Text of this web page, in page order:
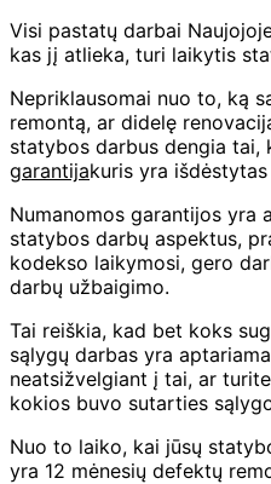
Visi pastatų darbai
kas jį atlieka, turi laikytis
Nepriklausomai nuo to, ką
remontą, ar didelę
statybos darbus dengia tai,
garantijakuris yra
Numanomos garantijos yra
statybos darbų aspektus,
kodekso laikymosi, gero
darbų užbaigimo.
Tai reiškia, kad bet koks
sąlygų darbas yra
neatsižvelgiant į tai, ar
kokios buvo sutarties
Nuo to laiko, kai jūsų
yra 12 mėnesių defektų